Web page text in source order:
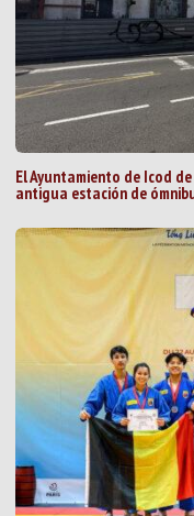
El Ayuntamiento de Icod
antigua estación de